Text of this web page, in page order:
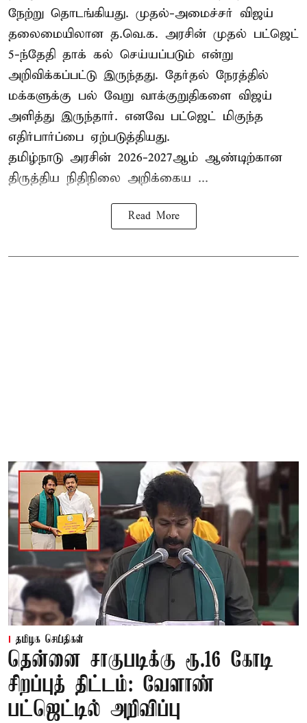
நேற்று தொடங்கியது. முதல்-அமைச்சர் விஜய்
தலைமையிலான த.வெ.க. அரசின் முதல் பட்ஜெட்
5-ந்தேதி தாக் கல் செய்யப்படும் என்று
அறிவிக்கப்பட்டு இருந்தது. தேர்தல் நேரத்தில்
மக்களுக்கு பல் வேறு வாக்குறுதிகளை விஜய்
அளித்து இருந்தார். எனவே பட்ஜெட் மிகுந்த
எதிர்பார்ப்பை ஏற்படுத்தியது.
தமிழ்நாடு அரசின் 2026-2027ஆம் ஆண்டிற்கான
திருத்திய நிதிநிலை அறிக்கைய ...
Read More
தமிழக செய்திகள்
தென்னை சாகுபடிக்கு ரூ.16 கோடி
சிறப்புத் திட்டம்: வேளாண்
பட்ஜெட்டில் அறிவிப்பு